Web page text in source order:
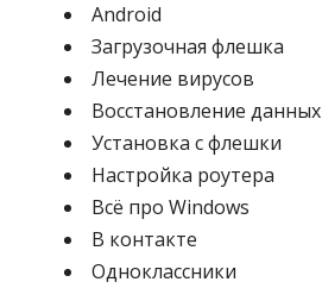
Android
Загрузочная флешка
Лечение вирусов
Восстановление данных
Установка с флешки
Настройка роутера
Всё про Windows
В контакте
Одноклассники